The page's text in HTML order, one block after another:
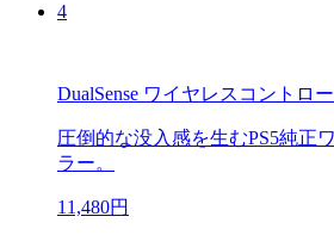
4
DualSense ワイヤレスコントロ
圧倒的な没入感を生むPS5純正
ラー。
11,480円